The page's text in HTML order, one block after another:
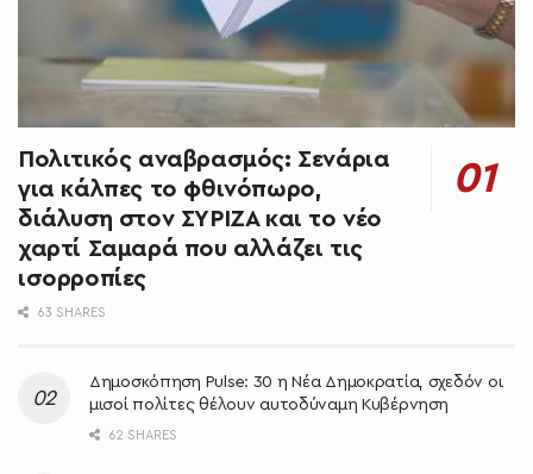
Πολιτικός αναβρασμός: Σενάρια
για κάλπες το φθινόπωρο,
διάλυση στον ΣΥΡΙΖΑ και το νέο
χαρτί Σαμαρά που αλλάζει τις
ισορροπίες
63 SHARES
Δημοσκόπηση Pulse: 30 η Νέα Δημοκρατία, σχεδόν οι
μισοί πολίτες θέλουν αυτοδύναμη Κυβέρνηση
62 SHARES